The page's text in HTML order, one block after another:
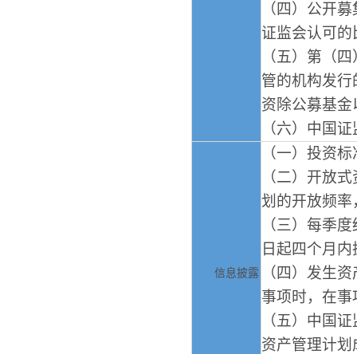
（四）公开
证监会认可
（五）第（
管的机构发
资除公募基
（六）中国
信息披露
（一）投资
（二）开放
划的开放频
（三）每季
日起四个月
（四）发生
事项时，在
（五）中国
资产管理计